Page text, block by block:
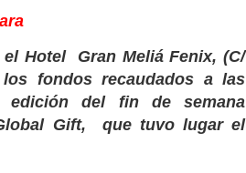
Hotel Gran Meliá Fenix, (C/
fondos recaudados a las
edición del fin de semana
Gift, que tuvo lugar el